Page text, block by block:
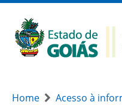
Home Acesso à